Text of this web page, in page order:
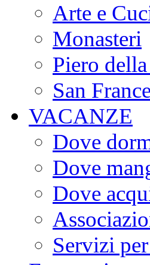
Arte e
Monasteri
Piero
San
VACANZE
Dove
Dove
Dove
Servizi